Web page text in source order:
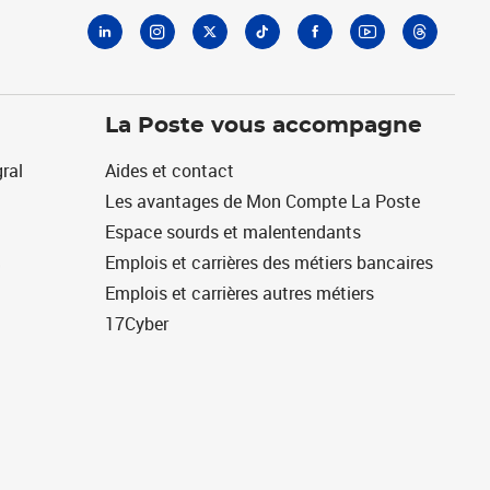
La Poste vous accompagne
Aides et contact
Les avantages de Mon Compte La Poste
Espace sourds et malentendants
Emplois et carrières des métiers bancaires
Emplois et carrières autres métiers
17Cyber